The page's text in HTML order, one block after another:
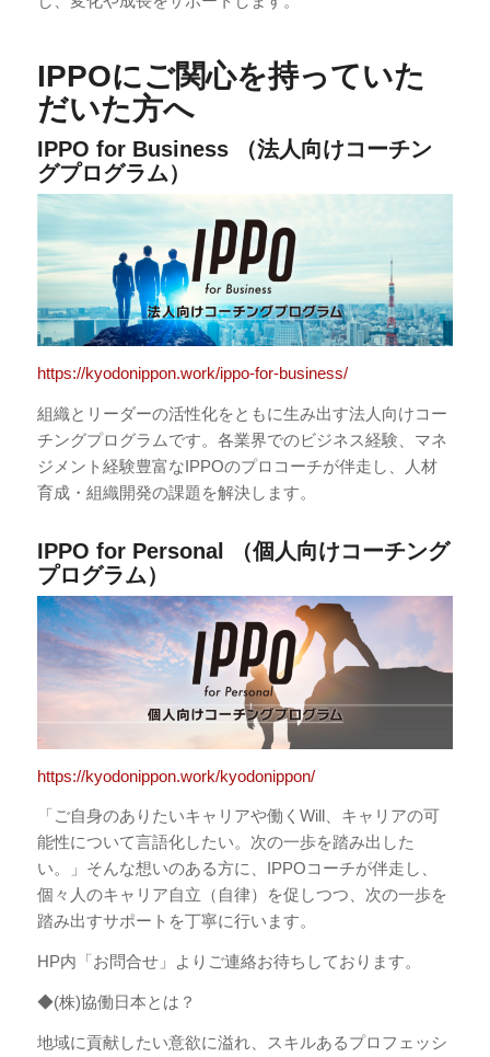
IPPOにご関心を持っていた
だいた方へ
IPPO for Business （法人向けコーチン
グプログラム）
https://kyodonippon.work/ippo-for-business/
組織とリーダーの活性化をともに生み出す法人向けコー
チングプログラムです。各業界でのビジネス経験、マネ
ジメント経験豊富なIPPOのプロコーチが伴走し、人材
育成・組織開発の課題を解決します。
IPPO for Personal （個人向けコーチング
プログラム）
https://kyodonippon.work/kyodonippon/
「ご自身のありたいキャリアや働くWill、キャリアの可
能性について言語化したい。次の一歩を踏み出した
い。」そんな想いのある方に、IPPOコーチが伴走し、
個々人のキャリア自立（自律）を促しつつ、次の一歩を
踏み出すサポートを丁寧に行います。
HP内「お問合せ」よりご連絡お待ちしております。
◆(株)協働日本とは？
地域に貢献したい意欲に溢れ、スキルあるプロフェッシ